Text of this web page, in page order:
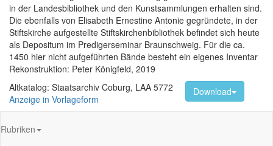
in der Landesbibliothek und den Kunstsammlungen erhalten sind.
Die ebenfalls von Elisabeth Ernestine Antonie gegründete, in der
Stiftskirche aufgestellte Stiftskirchenbibliothek befindet sich heute
als Depositum im Predigerseminar Braunschweig. Für die ca.
1450 hier nicht aufgeführten Bände besteht ein eigenes Inventar
Rekonstruktion: Peter Königfeld, 2019
Altkatalog: Staatsarchiv Coburg, LAA 5772
Anzeige in Vorlageform
Download
Rubriken